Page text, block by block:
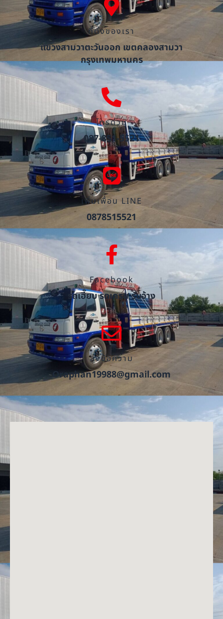
ที่ตั้งของเรา
แขวงสามวาตะวันออก เขตคลองสามวา
กรุงเทพมหานคร
โทรด่วน
087-851-5521
เพิ่มเพื่อน LINE
0878515521
Facebook
รถเฮี๊ยบ รถเครน รับจ้าง
ส่งข้อความ
Oraphan19988@gmail.com